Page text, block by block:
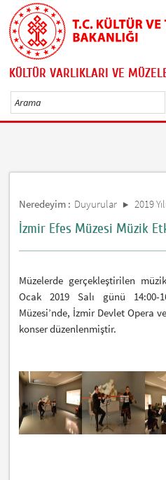
KÜLTÜR VARLIKLARI VE
Neredeyim : Duyurular 2019
İzmir Efes Müzesi Müzik
Müzelerde gerçekleştirilen
Ocak 2019 Salı günü 14:00-
Müzesi’nde, İzmir Devlet Opera
konser düzenlenmiştir.